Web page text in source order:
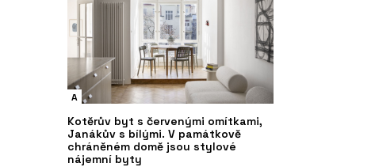
A
Kotěrův byt s červenými omítkami,
Janákův s bílými. V památkově
chráněném domě jsou stylové
nájemní byty